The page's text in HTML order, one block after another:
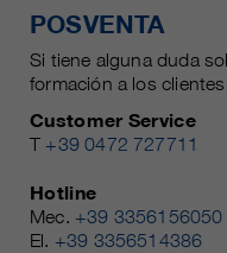
POSVENTA
Si tiene alguna duda
formación a los
Customer Service
T +39 0472 727711
Hotline
Mec. +39 3356156050
El. +39 3356514386